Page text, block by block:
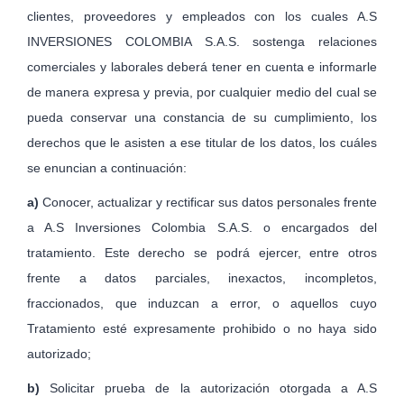
clientes, proveedores y empleados con los cuales A.S
INVERSIONES COLOMBIA S.A.S. sostenga relaciones
comerciales y laborales deberá tener en cuenta e informarle
de manera expresa y previa, por cualquier medio del cual se
pueda conservar una constancia de su cumplimiento, los
derechos que le asisten a ese titular de los datos, los cuáles
se enuncian a continuación:
a) Conocer, actualizar y rectificar sus datos personales frente
a A.S Inversiones Colombia S.A.S. o encargados del
tratamiento. Este derecho se podrá ejercer, entre otros
frente a datos parciales, inexactos, incompletos,
fraccionados, que induzcan a error, o aquellos cuyo
Tratamiento esté expresamente prohibido o no haya sido
autorizado;
b) Solicitar prueba de la autorización otorgada a A.S